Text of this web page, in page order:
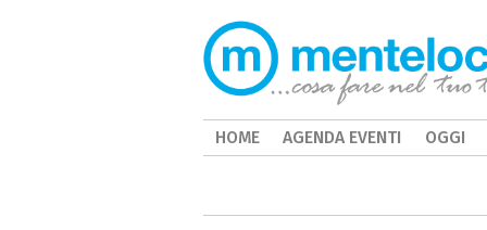
HOME AGENDA EVENTI OGGI